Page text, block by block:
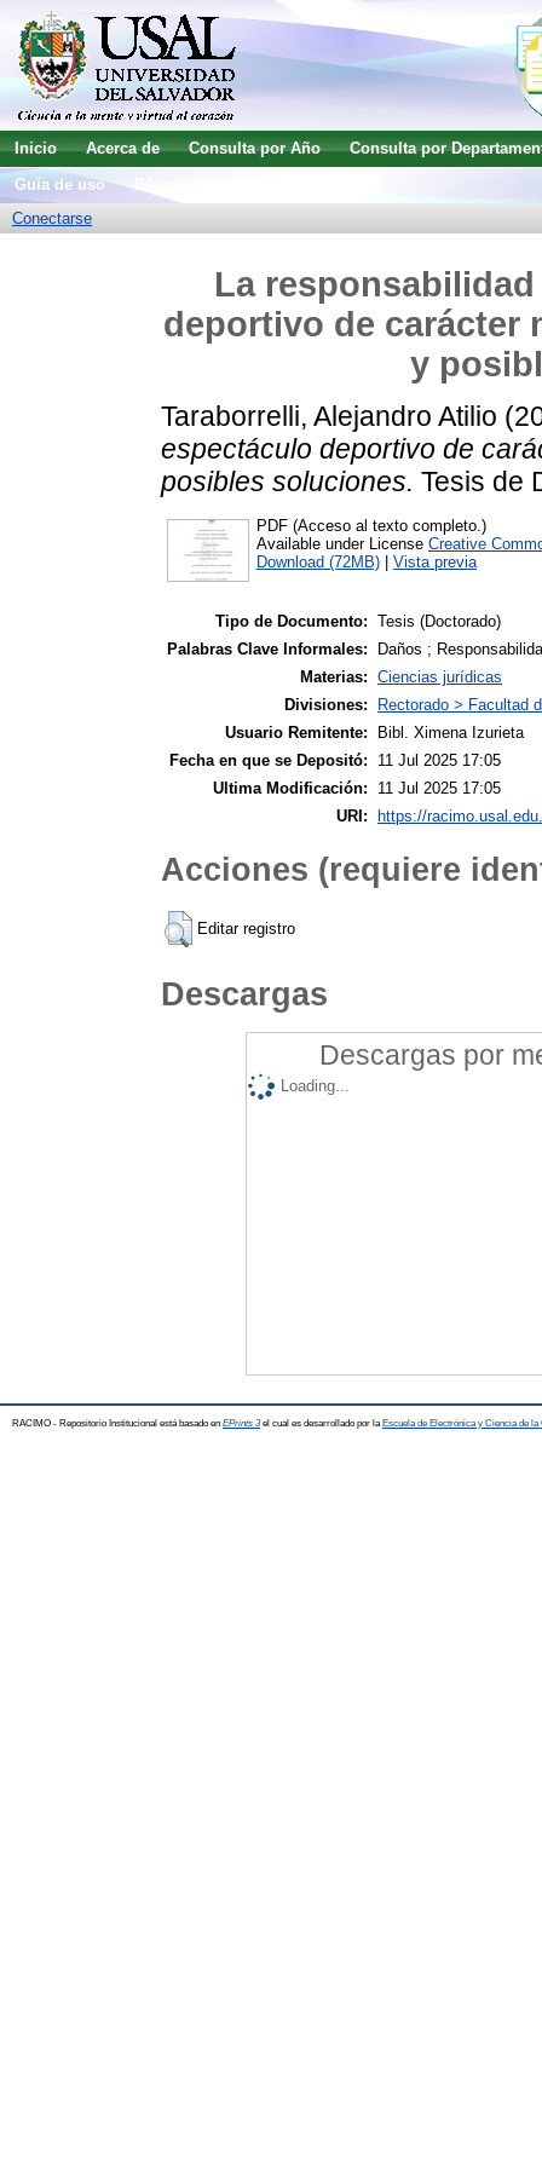
Inicio Acerca de Consulta por Año
Consulta por
Guía de uso
Conectarse
La
deportivo de carácter
y
Taraborrelli, Alejandro Atilio
espectáculo deportivo de
posibles soluciones. Tesis de
PDF (Acceso al texto completo.)
Available under License Creative
Download (72MB)
Vista previa
Tipo de Documento: Tesis (Doctorado)
Palabras Clave Informales:
Daños ;
Materias: Ciencias jurídicas
Divisiones:
Rectorado > Facultad
Usuario Remitente:
Bibl. Ximena Izurieta
Fecha en que se Depositó:
11 Jul 2025 17:05
Ultima Modificación:
11 Jul 2025 17:05
URI:
https://
Acciones (requiere
Editar registro
Descargas
Descargas por
Loading...
RACIMO - Repositorio Institucional está basado en EPrints 3el cual es desarrollado por la Escuela de Electrónica y Ciencia de la